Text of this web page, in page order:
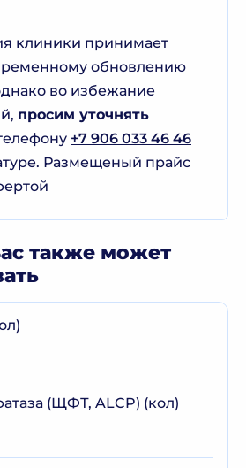
клиники принимает
обновлению
во избежание
просим уточнять
+7 906 033 46 46
Размещеный прайс
также может
(ЩФТ, ALCP) (кол)